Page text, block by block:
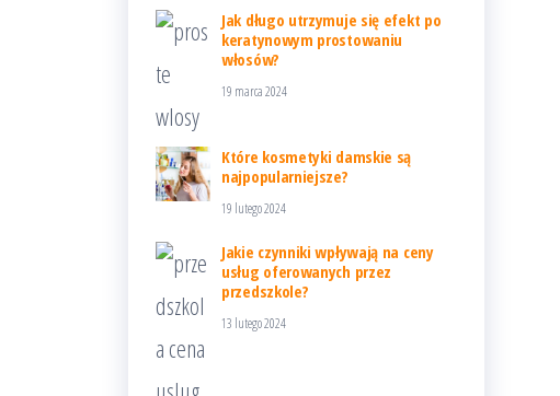
Jak długo utrzymuje się efekt po
keratynowym prostowaniu
włosów?
19 marca 2024
Które kosmetyki damskie są
najpopularniejsze?
19 lutego 2024
Jakie czynniki wpływają na ceny
usług oferowanych przez
przedszkole?
13 lutego 2024